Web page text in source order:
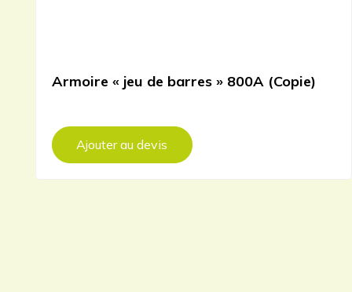
Armoire « jeu de barres » 800A (Copie)
Ajouter au devis